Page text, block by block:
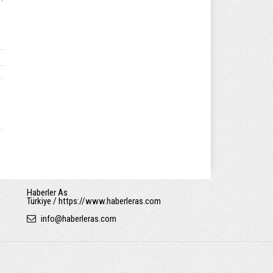
Haberler As
Türkiye / https://www.haberleras.com
info@haberleras.com